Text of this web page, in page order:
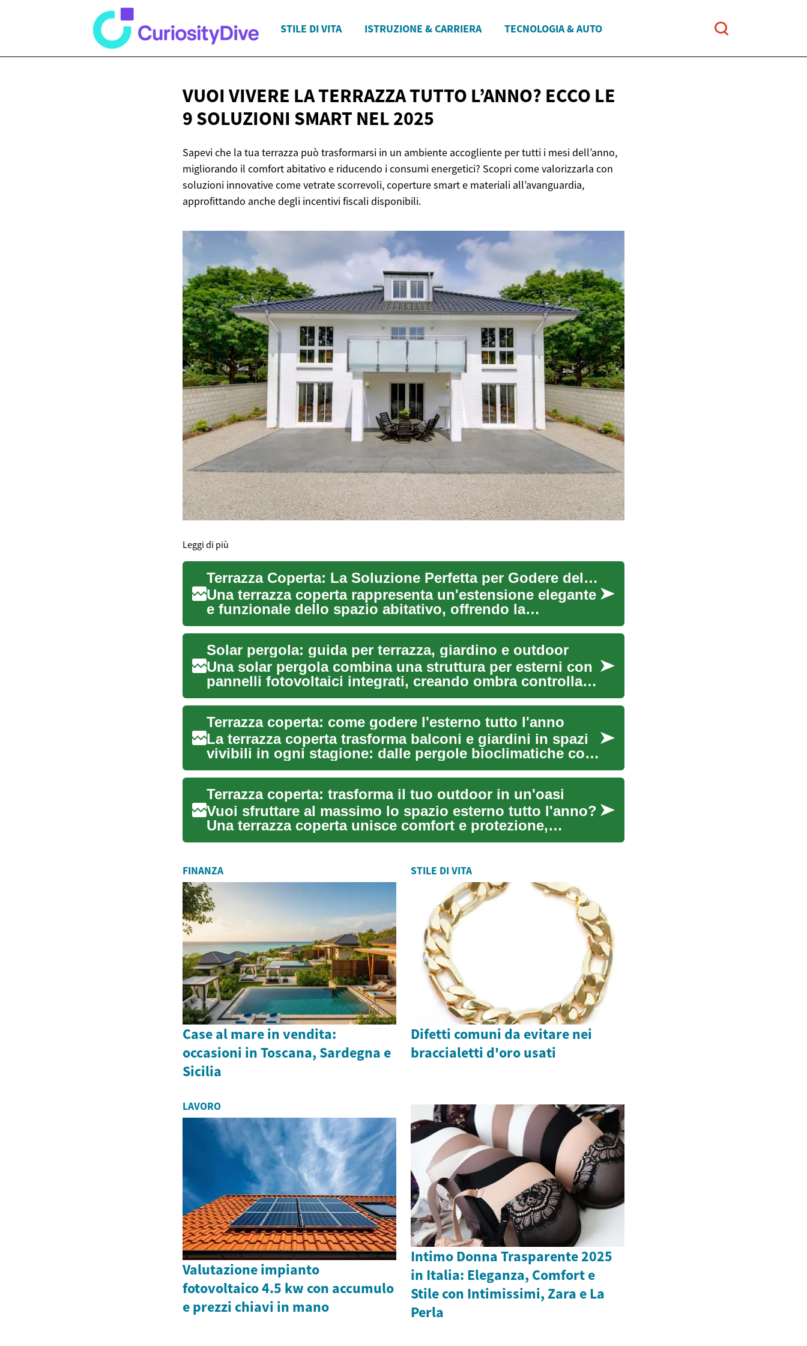
STILE DI VITA ISTRUZIONE & CARRIERA TECNOLOGIA & AUTO
VUOI VIVERE LA TERRAZZA TUTTO L’ANNO? ECCO LE
9 SOLUZIONI SMART NEL 2025
Sapevi che la tua terrazza può trasformarsi in un ambiente accogliente per tutti i mesi dell’anno,
migliorando il comfort abitativo e riducendo i consumi energetici? Scopri come valorizzarla con
soluzioni innovative come vetrate scorrevoli, coperture smart e materiali all’avanguardia,
approfittando anche degli incentivi fiscali disponibili.
Leggi di più
Terrazza Coperta: La Soluzione Perfetta per Godere dello Spazio Esterno Tutto l'Anno
Una terrazza coperta rappresenta un'estensione elegante
e funzionale dello spazio abitativo, offrendo la
possibilità ...
Solar pergola: guida per terrazza, giardino e outdoor
Una solar pergola combina una struttura per esterni con
pannelli fotovoltaici integrati, creando ombra controllata
e ...
Terrazza coperta: come godere l'esterno tutto l'anno
La terrazza coperta trasforma balconi e giardini in spazi
vivibili in ogni stagione: dalle pergole bioclimatiche con
...
Terrazza coperta: trasforma il tuo outdoor in un'oasi
Vuoi sfruttare al massimo lo spazio esterno tutto l'anno?
Una terrazza coperta unisce comfort e protezione,
creando u...
FINANZA
Case al mare in vendita:
occasioni in Toscana, Sardegna e
Sicilia
STILE DI VITA
Difetti comuni da evitare nei
braccialetti d'oro usati
LAVORO
Valutazione impianto
fotovoltaico 4.5 kw con accumulo
e prezzi chiavi in mano
Intimo Donna Trasparente 2025
in Italia: Eleganza, Comfort e
Stile con Intimissimi, Zara e La
Perla